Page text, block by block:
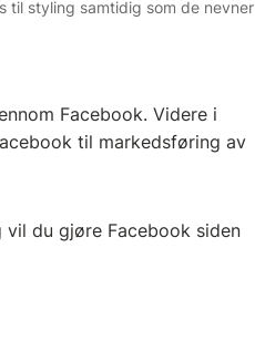
til styling samtidig som de nevner
Facebook. Videre i
til markedsføring av
vil du gjøre Facebook siden